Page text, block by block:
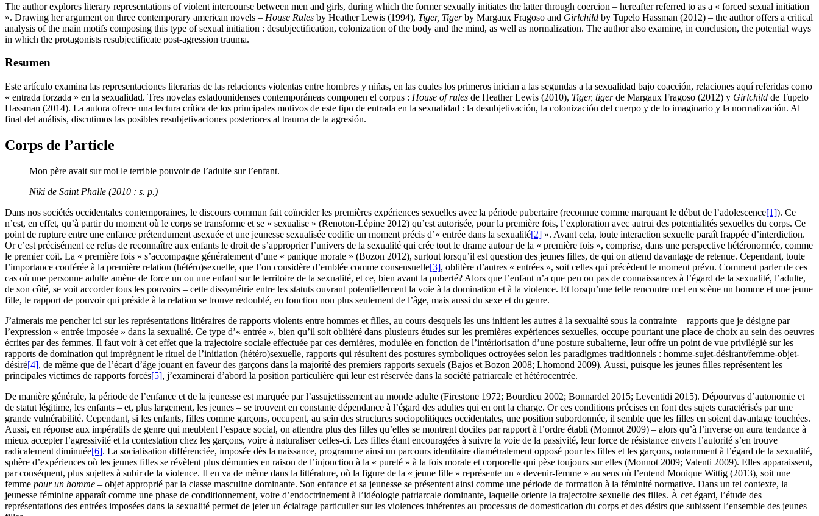
The author explores literary representations of violent intercourse between men and girls, during which the former sexually initiates the latter through coercion – hereafter referred to as a « forced sexual initiation
». Drawing her argument on three contemporary american novels – House Rules by Heather Lewis (1994), Tiger, Tigerby Margaux Fragoso and Girlchild by Tupelo Hassman (2012) – the author offers a critical
analysis of the main motifs composing this type of sexual initiation : desubjectification, colonization of the body and the mind, as well as normalization. The author also examine, in conclusion, the potential ways
in which the protagonists resubjectificate post-agression trauma.
Resumen
Este artículo examina las representaciones literarias de las relaciones violentas entre hombres y niñas, en las cuales los primeros inician a las segundas a la sexualidad bajo coacción, relaciones aquí referidas como
« entrada forzada » en la sexualidad. Tres novelas estadounidenses contemporáneas componen el corpus : House of rules de Heather Lewis (2010), Tiger, tigerde Margaux Fragoso (2012) y Girlchild de Tupelo
Hassman (2014). La autora ofrece una lectura crítica de los principales motivos de este tipo de entrada en la sexualidad : la desubjetivación, la colonización del cuerpo y de lo imaginario y la normalización. Al
final del análisis, discutimos las posibles resubjetivaciones posteriores al trauma de la agresión.
Corps de l’article
Mon père avait sur moi le terrible pouvoir de l’adulte sur l’enfant.
Niki de Saint Phalle (2010 : s. p.)
Dans nos sociétés occidentales contemporaines, le discours commun fait coïncider les premières expériences sexuelles avec la période pubertaire (reconnue comme marquant le début de l’adolescence[1]). Ce
n’est, en effet, qu’à partir du moment où le corps se transforme et se « sexualise » (Renoton-Lépine 2012) qu’est autorisée, pour la première fois, l’exploration avec autrui des potentialités sexuelles du corps. Ce
point de rupture entre une enfance prétendument asexuée et une jeunesse sexualisée codifie un moment précis d’« entrée dans la sexualité[2] ». Avant cela, toute interaction sexuelle paraît frappée d’interdiction.
Or c’est précisément ce refus de reconnaître aux enfants le droit de s’approprier l’univers de la sexualité qui crée tout le drame autour de la « première fois », comprise, dans une perspective hétéronormée, comme
le premier coït. La « première fois » s’accompagne généralement d’une « panique morale » (Bozon 2012), surtout lorsqu’il est question des jeunes filles, de qui on attend davantage de retenue. Cependant, toute
l’importance conférée à la première relation (hétéro)sexuelle, que l’on considère d’emblée comme consensuelle[3], oblitère d’autres « entrées », soit celles qui précèdent le moment prévu. Comment parler de ces
cas où une personne adulte amène de force un ou une enfant sur le territoire de la sexualité, et ce, bien avant la puberté? Alors que l’enfant n’a que peu ou pas de connaissances à l’égard de la sexualité, l’adulte,
de son côté, se voit accorder tous les pouvoirs – cette dissymétrie entre les statuts ouvrant potentiellement la voie à la domination et à la violence. Et lorsqu’une telle rencontre met en scène un homme et une jeune
fille, le rapport de pouvoir qui préside à la relation se trouve redoublé, en fonction non plus seulement de l’âge, mais aussi du sexe et du genre.
J’aimerais me pencher ici sur les représentations littéraires de rapports violents entre hommes et filles, au cours desquels les uns initient les autres à la sexualité sous la contrainte – rapports que je désigne par
l’expression « entrée imposée » dans la sexualité. Ce type d’« entrée », bien qu’il soit oblitéré dans plusieurs études sur les premières expériences sexuelles, occupe pourtant une place de choix au sein des oeuvres
écrites par des femmes. Il faut voir à cet effet que la trajectoire sociale effectuée par ces dernières, modulée en fonction de l’intériorisation d’une posture subalterne, leur offre un point de vue privilégié sur les
rapports de domination qui imprègnent le rituel de l’initiation (hétéro)sexuelle, rapports qui résultent des postures symboliques octroyées selon les paradigmes traditionnels : homme-sujet-désirant/femme-objet-
désiré[4], de même que de l’écart d’âge jouant en faveur des garçons dans la majorité des premiers rapports sexuels (Bajos et Bozon 2008; Lhomond 2009). Aussi, puisque les jeunes filles représentent les
principales victimes de rapports forcés[5], j’examinerai d’abord la position particulière qui leur est réservée dans la société patriarcale et hétérocentrée.
De manière générale, la période de l’enfance et de la jeunesse est marquée par l’assujettissement au monde adulte (Firestone 1972; Bourdieu 2002; Bonnardel 2015; Leventidi 2015). Dépourvus d’autonomie et
de statut légitime, les enfants – et, plus largement, les jeunes – se trouvent en constante dépendance à l’égard des adultes qui en ont la charge. Or ces conditions précises en font des sujets caractérisés par une
grande vulnérabilité. Cependant, si les enfants, filles comme garçons, occupent, au sein des structures sociopolitiques occidentales, une position subordonnée, il semble que les filles en soient davantage touchées.
Aussi, en réponse aux impératifs de genre qui meublent l’espace social, on attendra plus des filles qu’elles se montrent dociles par rapport à l’ordre établi (Monnot 2009) – alors qu’à l’inverse on aura tendance à
mieux accepter l’agressivité et la contestation chez les garçons, voire à naturaliser celles-ci. Les filles étant encouragées à suivre la voie de la passivité, leur force de résistance envers l’autorité s’en trouve
radicalement diminuée[6]. La socialisation différenciée, imposée dès la naissance, programme ainsi un parcours identitaire diamétralement opposé pour les filles et les garçons, notamment à l’égard de la sexualité,
sphère d’expériences où les jeunes filles se révèlent plus démunies en raison de l’injonction à la « pureté » à la fois morale et corporelle qui pèse toujours sur elles (Monnot 2009; Valenti 2009). Elles apparaissent,
par conséquent, plus sujettes à subir de la violence. Il en va de même dans la littérature, où la figure de la « jeune fille » représente un « devenir-femme » au sens où l’entend Monique Wittig (2013), soit une
femme pour un homme – objet approprié par la classe masculine dominante. Son enfance et sa jeunesse se présentent ainsi comme une période de formation à la féminité normative. Dans un tel contexte, la
jeunesse féminine apparaît comme une phase de conditionnement, voire d’endoctrinement à l’idéologie patriarcale dominante, laquelle oriente la trajectoire sexuelle des filles. À cet égard, l’étude des
représentations des entrées imposées dans la sexualité permet de jeter un éclairage particulier sur les violences inhérentes au processus de domestication du corps et des désirs que subissent l’ensemble des jeunes